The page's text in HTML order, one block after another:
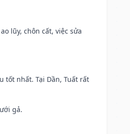
lũy, chôn cất, việc sửa
tốt nhất. Tại Dần, Tuất rất
gả.